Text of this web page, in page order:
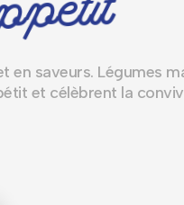
en saveurs. Légumes
et célèbrent la